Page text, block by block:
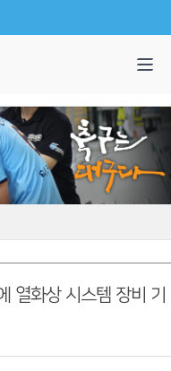
열화상 시스템 장비 기